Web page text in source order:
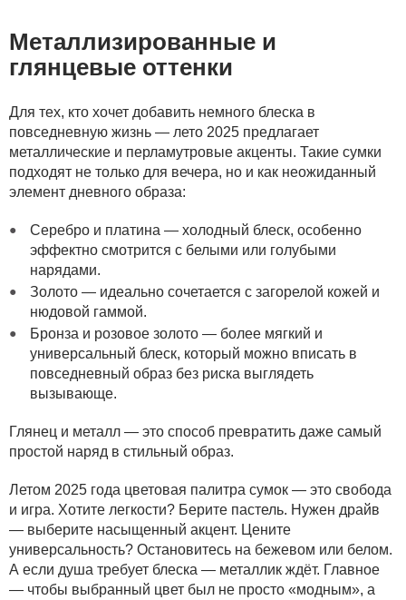
Металлизированные и
глянцевые оттенки
Для тех, кто хочет добавить немного блеска в
повседневную жизнь — лето 2025 предлагает
металлические и перламутровые акценты. Такие сумки
подходят не только для вечера, но и как неожиданный
элемент дневного образа:
Серебро и платина — холодный блеск, особенно
эффектно смотрится с белыми или голубыми
нарядами.
Золото — идеально сочетается с загорелой кожей и
нюдовой гаммой.
Бронза и розовое золото — более мягкий и
универсальный блеск, который можно вписать в
повседневный образ без риска выглядеть
вызывающе.
Глянец и металл — это способ превратить даже самый
простой наряд в стильный образ.
Летом 2025 года цветовая палитра сумок — это свобода
и игра. Хотите легкости? Берите пастель. Нужен драйв
— выберите насыщенный акцент. Цените
универсальность? Остановитесь на бежевом или белом.
А если душа требует блеска — металлик ждёт. Главное
— чтобы выбранный цвет был не просто «модным», а